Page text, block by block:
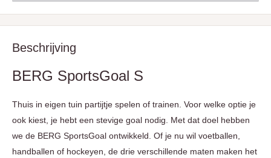
Beschrijving
BERG SportsGoal S
Thuis in eigen tuin partijtje spelen of trainen. Voor welke optie je
ook kiest, je hebt een stevige goal nodig. Met dat doel hebben
we de BERG SportsGoal ontwikkeld. Of je nu wil voetballen,
handballen of hockeyen, de drie verschillende maten maken het